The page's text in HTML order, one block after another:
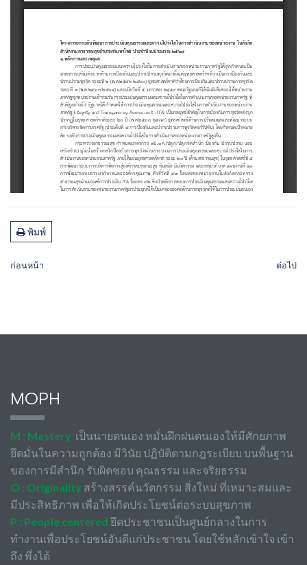
พิมพ์
ก่อนหน้า ต่อไป
MOPH
M : Mastery เป็นนายตนเอง หมั่นฝึกฝนตนเองให้มีศักยภาพ
ยึดมั่นในความถูกต้อง มีวินัย ปฏิบัติตามกฎระเบียบ บนพื้นฐาน
ของการมีสำนึก รับผิดชอบ คุณธรรม และจริยธรรม
O : Originality สร้างสรรค์นวัตกรรม สิ่งใหม่ ที่เหมาะสมและ
มีประสิทธิภาพ เพื่อให้เกิดประโยชน์ต่อระบบสุขภาพ
P : People centered ยึดประชาชนเป็นศูนย์กลางในการ
ทำงานเพื่อประโยชน์อันดีแก่ประชาชน โดยใช้หลักเข้าใจ เข้า
ถึง พึ่งได้